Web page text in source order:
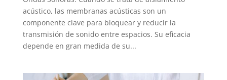
acústico, las membranas acústicas son un
componente clave para bloquear y reducir la
transmisión de sonido entre espacios. Su eficacia
depende en gran medida de su...